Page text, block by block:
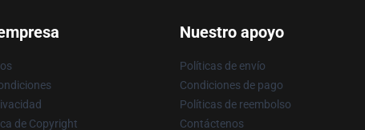
de Copyright
Nuestro apoyo
Políticas de envío
Condiciones de pago
Políticas de reembolso
Contáctenos